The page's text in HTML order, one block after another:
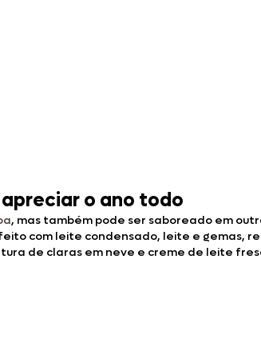
o ano todo
, mas também pode ser saboreado em
com leite condensado, leite e gemas,
de claras em neve e creme de leite